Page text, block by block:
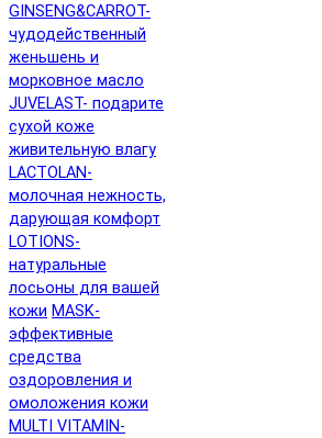
GINSENG&CARROT-
чудодейственный
женьшень и
морковное масло
JUVELAST- подарите
сухой коже
живительную влагу
LACTOLAN-
молочная нежность,
дарующая комфорт
LOTIONS-
натуральные
лосьоны для вашей
кожи MASK-
эффективные
средства
оздоровления и
омоложения кожи
MULTI VITAMIN-